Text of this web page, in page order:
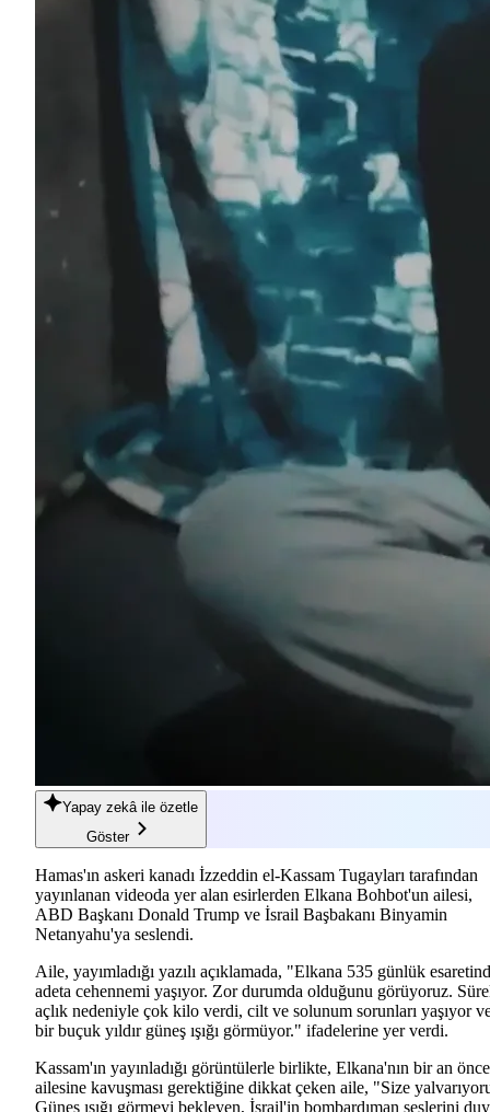
Yapay zekâ ile özetle
Göster
Hamas'ın askeri kanadı İzzeddin el-Kassam Tugayları tarafından
yayınlanan videoda yer alan esirlerden Elkana Bohbot'un ailesi,
ABD Başkanı Donald Trump ve İsrail Başbakanı Binyamin
Netanyahu'ya seslendi.
Aile, yayımladığı yazılı açıklamada, "Elkana 535 günlük
adeta cehennemi yaşıyor. Zor durumda olduğunu görüyoruz.
açlık nedeniyle çok kilo verdi, cilt ve solunum sorunları yaşıyor
bir buçuk yıldır güneş ışığı görmüyor." ifadelerine yer verdi.
Kassam'ın yayınladığı görüntülerle birlikte, Elkana'nın bir an önce
ailesine kavuşması gerektiğine dikkat çeken aile, "Size
Güneş ışığı görmeyi bekleyen, İsrail'in bombardıman seslerini